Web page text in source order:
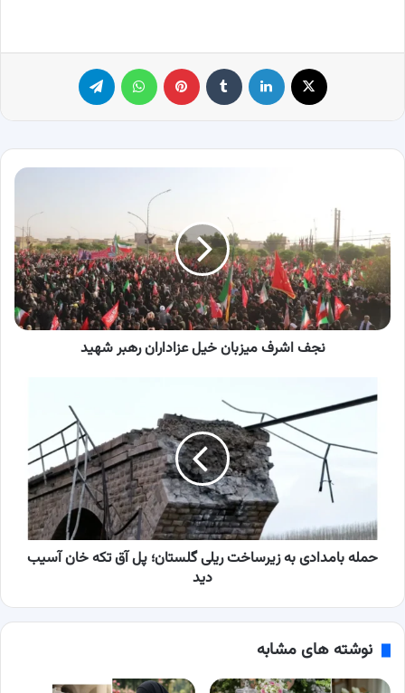
لینکدین ‫تامبلر پینترست
خیل
عزاداران
رهبر
شهید
نجف اشرف میزبان خیل عزاداران رهبر شهید
بامدادی
تکه‌
خانحمله بامدادی به زیرساخت ریلی گلستان؛ پل آق‌ تکه‌ خان آسیب
دید
نوشته های مشابه